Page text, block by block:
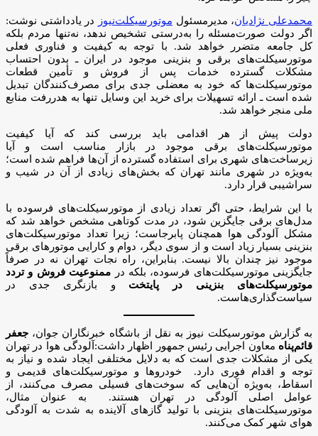
محمدعلی نژادیان، مدیرمسئول موتورسیکلت‌نیوز
در یادداشتی نوشت:
اگر دولت صورت‌مسئله را به‌درستی تشخیص ندهد، نه‌تنها مردم بلکه
کل جامعه متضرر خواهد شد. با توجه به کیفیت و فناوری فعلی
موتورسیکلت‌های برقی و بنزینی موجود در ایران ـ بدون احتساب
مشکلات گسترده خدمات پس از فروش و تأمین قطعات
موتورسیکلت‌ها که خود به معضلی جدی برای مصرف‌کنندگان تبدیل
شده است ـ ارائه تسهیلات برای خرید این وسایل تنها به هدررفت منابع
ملی منجر خواهد شد.
دولت پیش از هر اقدامی باید بررسی کند که آیا کیفیت
موتورسیکلت‌های برقی موجود در بازار مناسب است و آیا
زیرساخت‌های شهری برای استفاده گسترده از آن‌ها فراهم شده است؛
به‌ویژه در شهری مانند تهران که بخش‌های زیادی از آن در شیب و
سراشیبی قرار دارد.
با این شرایط، حتی اگر تعداد زیادی از موتورسیکلت‌های فرسوده با
مدل‌های برقی جایگزین شود، در مدت کوتاهی مشخص خواهد شد که
مشکل آلودگی هوا همچنان پابرجاست؛ زیرا تعداد موتورسیکلت‌های
بنزینی بسیار زیاد است و از سوی دیگر، دوام و کارایی موتورهای برقی
موجود نیز چندان بالا نیست. بنابراین، راه نجات تهران نه در صرفاً
جایگزینی موتورسیکلت‌های فرسوده، بلکه در ممنوعیت فروش و تردد
موتورسیکلت‌های بنزینی در پایتخت و بازنگری جدی در
سیاست‌گذاری‌هاست.
به گزارش موتورسیکلت نیوز به نقل از باشگاه خبرنگاران جوان، جعفر
قائم‌پناه معاون اجرایی رئیس جمهور اظهار داشت:آلودگی هوا در تهران
یکی از مشکلات جدی است که به دلایل مختلفی ایجاد شده و نیاز به
توجه و اقدام فوری دارد. خودروها و موتورسیکلت‌های قدیمی و
اسقاط، به‌ویژه آن‌هایی که سوخت‌های فسیلی مصرف می‌کنند، از
عوامل اصلی آلودگی در تهران هستند. به عنوان مثال،
موتورسیکلت‌های بنزینی با تولید گازهای آلاینده به شدت به آلودگی
هوای شهر کمک می‌کنند.